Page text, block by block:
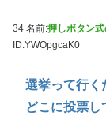
34 名前:押しボタン
ID:YWOpgcaK0
選挙って行く
どこに投票し